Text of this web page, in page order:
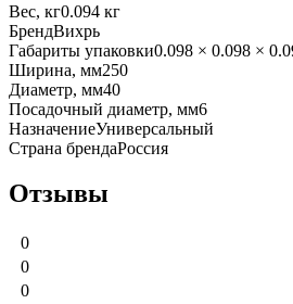
Вес, кг0.094 кг
БрендВихрь
Габариты упаковки0.098 × 0.098 ×
Ширина, мм250
Диаметр, мм40
Посадочный диаметр, мм6
НазначениеУниверсальный
Страна брендаРоссия
Отзывы
0
0
0